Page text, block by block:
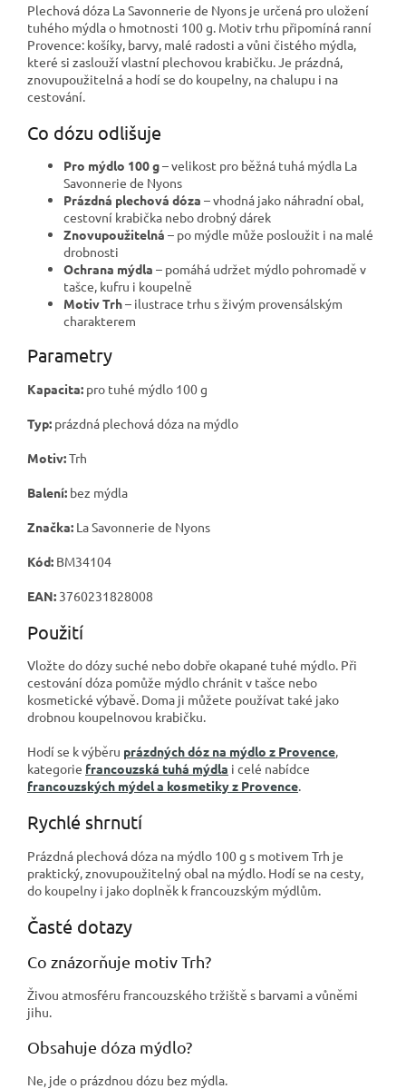
Plechová dóza La Savonnerie de Nyons je určená pro uložení
tuhého mýdla o hmotnosti 100 g. Motiv trhu připomíná ranní
Provence: košíky, barvy, malé radosti a vůni čistého mýdla,
které si zaslouží vlastní plechovou krabičku. Je prázdná,
znovupoužitelná a hodí se do koupelny, na chalupu i na
cestování.
Co dózu odlišuje
Pro mýdlo 100 g– velikost pro běžná tuhá mýdla La
Savonnerie de Nyons
Prázdná plechová dóza – vhodná jako náhradní obal,
cestovní krabička nebo drobný dárek
Znovupoužitelná – po mýdle může posloužit i na malé
drobnosti
Ochrana mýdla – pomáhá udržet mýdlo pohromadě v
tašce, kufru i koupelně
Motiv Trh– ilustrace trhu s živým provensálským
charakterem
Parametry
Kapacita: pro tuhé mýdlo 100 g
Typ: prázdná plechová dóza na mýdlo
Motiv:Trh
Balení: bez mýdla
Značka: La Savonnerie de Nyons
Kód: BM34104
EAN: 3760231828008
Použití
Vložte do dózy suché nebo dobře okapané tuhé mýdlo. Při
cestování dóza pomůže mýdlo chránit v tašce nebo
kosmetické výbavě. Doma ji můžete používat také jako
drobnou koupelnovou krabičku.
Hodí se k výběru prázdných dóz na mýdlo z Provence,
kategorie francouzská tuhá mýdla i celé nabídce
francouzských mýdel a kosmetiky z Provence.
Rychlé shrnutí
Prázdná plechová dóza na mýdlo 100 g s motivem Trh je
praktický, znovupoužitelný obal na mýdlo. Hodí se na cesty,
do koupelny i jako doplněk k francouzským mýdlům.
Časté dotazy
Co znázorňuje motiv Trh?
Živou atmosféru francouzského tržiště s barvami a vůněmi
jihu.
Obsahuje dóza mýdlo?
Ne, jde o prázdnou dózu bez mýdla.